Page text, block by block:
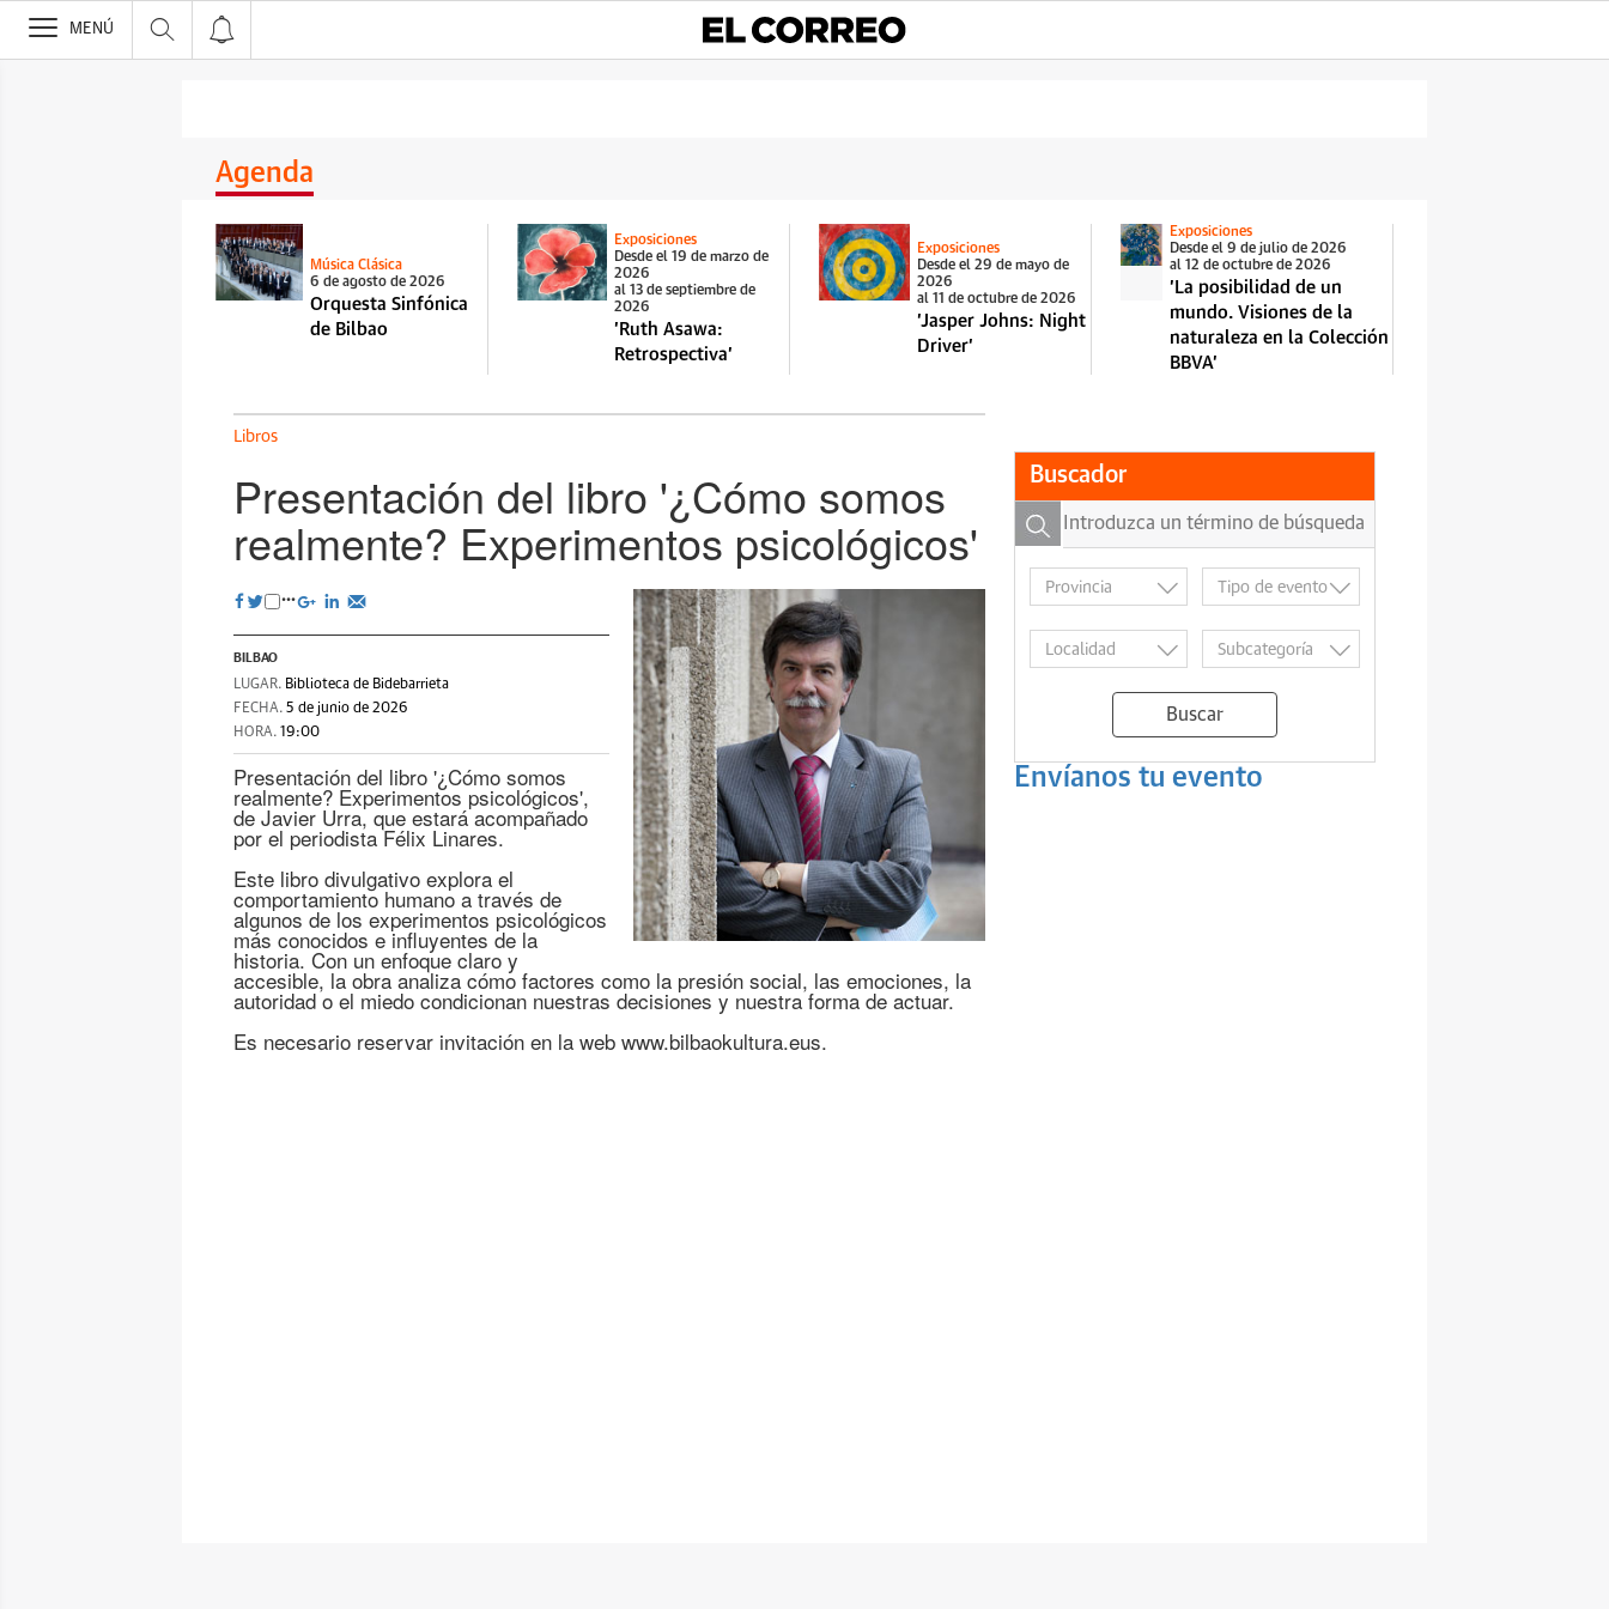
>
MENÚ
Agenda
Música Clásica
6 de agosto de 2026
Orquesta Sinfónica
de Bilbao
Exposiciones
Desde el 19 de marzo de
2026
al 13 de septiembre de
2026
'Ruth Asawa:
Retrospectiva'
Exposiciones
Desde el 29 de mayo de
2026
al 11 de octubre de 2026
'Jasper Johns: Night
Driver'
Exposiciones
Desde el 9 de julio de 2026
al 12 de octubre de 2026
'La posibilidad de un
mundo. Visiones de la
naturaleza en la Colección
BBVA'
Libros
Presentación del libro '¿Cómo somos
realmente? Experimentos psicológicos'
BILBAO
LUGAR. Biblioteca de Bidebarrieta
FECHA. 5 de junio de 2026
HORA. 19:00
Presentación del libro '¿Cómo somos
realmente? Experimentos psicológicos',
de Javier Urra, que estará acompañado
por el periodista Félix Linares.
Este libro divulgativo explora el
comportamiento humano a través de
algunos de los experimentos psicológicos
más conocidos e influyentes de la
historia. Con un enfoque claro y
accesible, la obra analiza cómo factores como la presión social, las emociones, la
autoridad o el miedo condicionan nuestras decisiones y nuestra forma de actuar.
Es necesario reservar invitación en la web www.bilbaokultura.eus.
Buscador
Buscar
Envíanos tu evento